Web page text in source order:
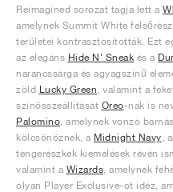
Reimagined sorozat tagja lett a
amelynek Summit White
területei kontrasztosították. Ezt
az elegáns Hide N' Sneak és a
narancssárga és agyagszínű
zöld Lucky Green , valamint a
színösszeállítását Oreo-nak is
Palomino , amelynek vonzó
kölcsönöznek, a Midnight Navy ,
tengerészkék kiemelések révén
valamint a Wizards , amelynek
olyan Player Exclusive-ot idéz,